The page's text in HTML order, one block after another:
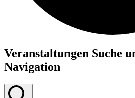
Veranstaltungen
Veranstaltungen Suche
Navigation